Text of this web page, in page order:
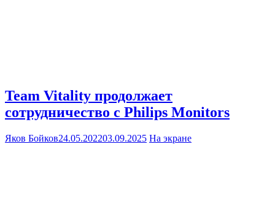
Team Vitality продолжает
сотрудничество с Philips Monitors
Яков Бойков24.05.202203.09.2025 На экране